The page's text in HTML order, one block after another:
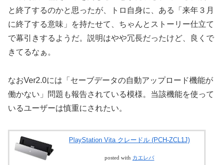
と終了するのかと思ったが、トロ自身に、ある「来年３月
に終了する意味」を持たせて、ちゃんとストーリー仕立て
で幕引きするようだ。説明はやや冗長だったけど、良くで
きてるなぁ。
なおVer2.0には「セーブデータの自動アップロード機能が
働かない」問題も報告されている模様。当該機能を使って
いるユーザーは慎重にされたい。
PlayStation Vita クレードル (PCH-ZCL1J)
posted with カエレバ